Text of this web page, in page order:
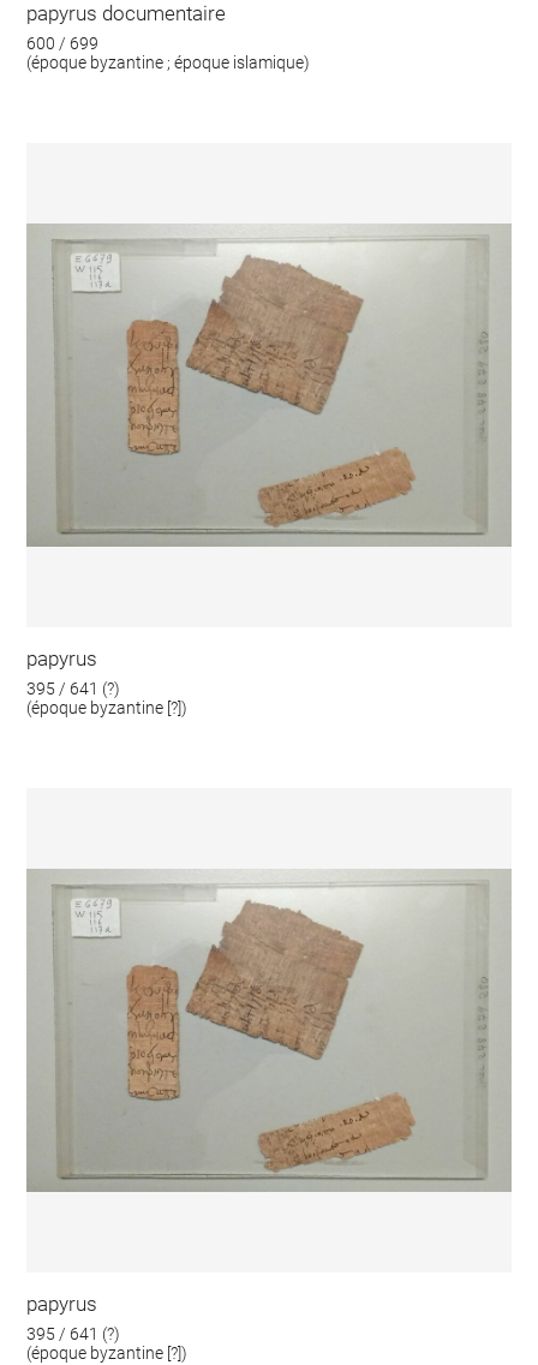
papyrus documentaire
600 / 699
(époque byzantine ; époque islamique)
papyrus
395 / 641 (?)
(époque byzantine [?])
papyrus
395 / 641 (?)
(époque byzantine [?])